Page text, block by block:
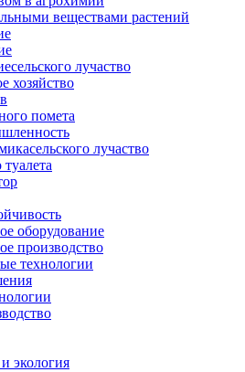
веществами растений
лучаство
хозяйство
помета
лучаство
оборудование
производство
технологии
экология